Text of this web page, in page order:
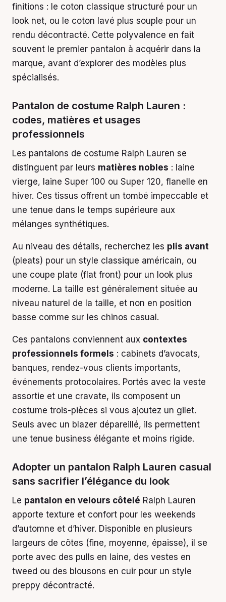
finitions : le coton classique structuré pour un
look net, ou le coton lavé plus souple pour un
rendu décontracté. Cette polyvalence en fait
souvent le premier pantalon à acquérir dans la
marque, avant d’explorer des modèles plus
spécialisés.
Pantalon de costume Ralph Lauren :
codes, matières et usages
professionnels
Les pantalons de costume Ralph Lauren se
distinguent par leurs matières nobles : laine
vierge, laine Super 100 ou Super 120, flanelle en
hiver. Ces tissus offrent un tombé impeccable et
une tenue dans le temps supérieure aux
mélanges synthétiques.
Au niveau des détails, recherchez les plis avant
(pleats) pour un style classique américain, ou
une coupe plate (flat front) pour un look plus
moderne. La taille est généralement située au
niveau naturel de la taille, et non en position
basse comme sur les chinos casual.
Ces pantalons conviennent aux contextes
professionnels formels : cabinets d’avocats,
banques, rendez-vous clients importants,
événements protocolaires. Portés avec la veste
assortie et une cravate, ils composent un
costume trois-pièces si vous ajoutez un gilet.
Seuls avec un blazer dépareillé, ils permettent
une tenue business élégante et moins rigide.
Adopter un pantalon Ralph Lauren casual
sans sacrifier l’élégance du look
Le pantalon en velours côtelé Ralph Lauren
apporte texture et confort pour les weekends
d’automne et d’hiver. Disponible en plusieurs
largeurs de côtes (fine, moyenne, épaisse), il se
porte avec des pulls en laine, des vestes en
tweed ou des blousons en cuir pour un style
preppy décontracté.